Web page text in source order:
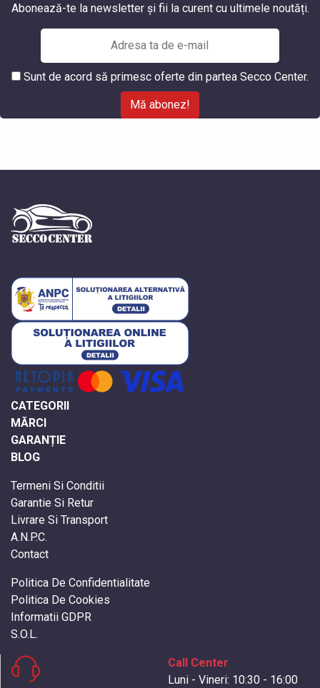
Abonează-te la newsletter și fii la curent cu ultimele noutăți.
Sunt de acord să primesc oferte din partea Secco Center.
Mă abonez!
CATEGORII
MĂRCI
GARANȚIE
BLOG
Termeni Si Conditii
Garantie Si Retur
Livrare Si Transport
A.N.P.C.
Contact
Politica De Confidentialitate
Politica De Cookies
Informatii GDPR
S.O.L.
Call Center
Luni - Vineri: 10:30 - 16:00